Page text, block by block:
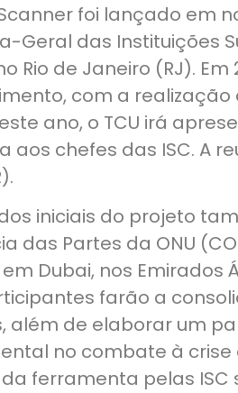
foi lançado em
Geral das Instituições
Rio de Janeiro (RJ).
com a
ano, o TCU irá
aos chefes das ISC. A
iniciais do projeto
das Partes da ONU
Dubai, nos Emirados
farão a
além de elaborar um
no combate à
ferramenta pelas ISC